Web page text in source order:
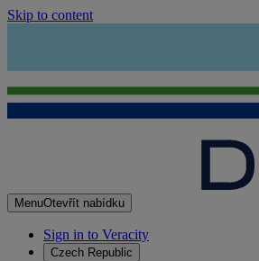
Skip to content
MenuOtevřít nabídku
Sign in to Veracity
Czech Republic